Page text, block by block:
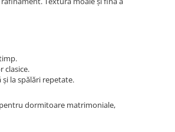
clasice.
la spălări repetate.
dormitoare matrimoniale,